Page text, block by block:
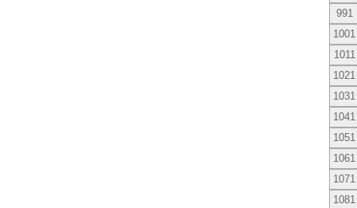
991
1001
1011
1021
1031
1041
1051
1061
1071
1081